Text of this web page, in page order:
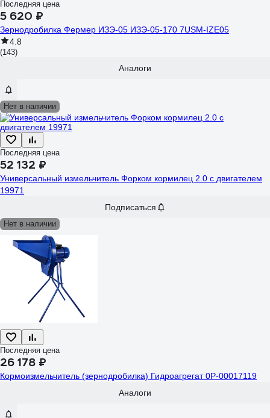
Последняя цена
5 620 ₽
Зернодробилка Фермер ИЗЭ-05 ИЗЭ-05-170 7USM-IZE05
4.8
(143)
Аналоги
Нет в наличии
Последняя цена
52 132 ₽
Универсальный измельчитель Форком кормилец 2.0 с двигателем
19971
Подписаться
Нет в наличии
Последняя цена
26 178 ₽
Кормоизмельчитель (зернодробилка) Гидроагрегат 0Р-00017119
Аналоги